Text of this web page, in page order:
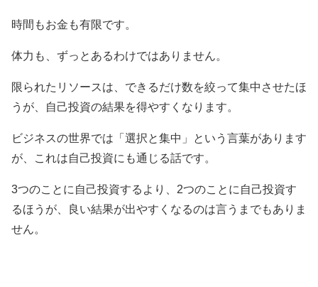
時間もお金も有限です。
体力も、ずっとあるわけではありません。
限られたリソースは、できるだけ数を絞って集中させたほ
うが、自己投資の結果を得やすくなります。
ビジネスの世界では「選択と集中」という言葉があります
が、これは自己投資にも通じる話です。
3つのことに自己投資するより、2つのことに自己投資す
るほうが、良い結果が出やすくなるのは言うまでもありま
せん。